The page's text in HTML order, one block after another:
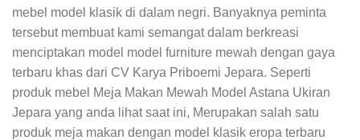
mebel model klasik di dalam negri. Banyaknya peminta
tersebut membuat kami semangat dalam berkreasi
menciptakan model model furniture mewah dengan gaya
terbaru khas dari CV Karya Priboemi Jepara. Seperti
produk mebel Meja Makan Mewah Model Astana Ukiran
Jepara yang anda lihat saat ini, Merupakan salah satu
produk meja makan dengan model klasik eropa terbaru